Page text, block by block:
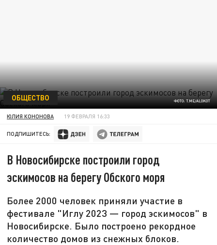
ФОТО: T.ME/ALOKOT
ОБЩЕСТВО
ЮЛИЯ КОНОНОВА 19 ФЕВРАЛЯ 16:33
ПОДПИШИТЕСЬ:
В Новосибирске построили город
эскимосов на берегу Обского моря
Более 2000 человек приняли участие в
фестивале "Иглу 2023 — город эскимосов" в
Новосибирске. Было построено рекордное
количество домов из снежных блоков.